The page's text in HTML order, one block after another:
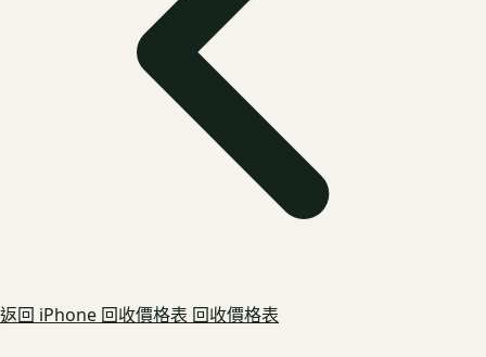
返回 iPhone 回收價格表 回收價格表